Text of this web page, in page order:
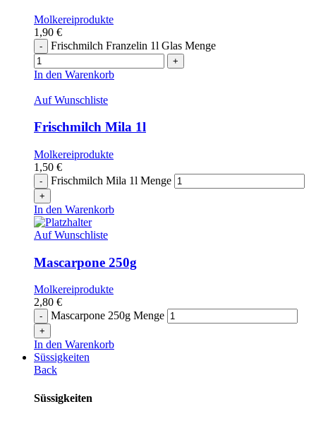
Molkereiprodukte
1,90 €
Frischmilch Franzelin 1l Glas Menge
In den Warenkorb
Auf Wunschliste
Frischmilch Mila 1l
Molkereiprodukte
1,50 €
Frischmilch Mila 1l Menge
In den Warenkorb
Auf Wunschliste
Mascarpone 250g
Molkereiprodukte
2,80 €
Mascarpone 250g Menge
In den Warenkorb
Süssigkeiten
Back
Süssigkeiten